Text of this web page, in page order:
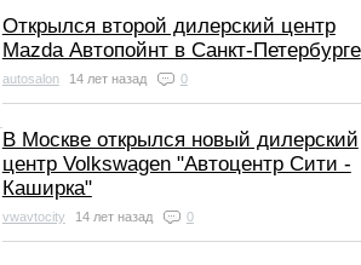
Открылся второй дилерский центр
Mazda Автопойнт в Санкт-Петербурге
autosalon 14 лет назад 0
В Москве открылся новый дилерский
центр Volkswagen "Автоцентр Сити -
Каширка"
vwavtocity 14 лет назад 0